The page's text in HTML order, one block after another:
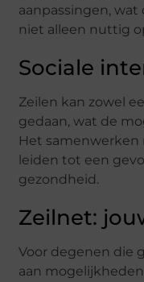
aanpassingen,
niet alleen nuttig
Sociale
Zeilen kan zowel
gedaan, wat de
Het
leiden tot een
gezondheid.
Zeilnet:
Voor degenen die
aan